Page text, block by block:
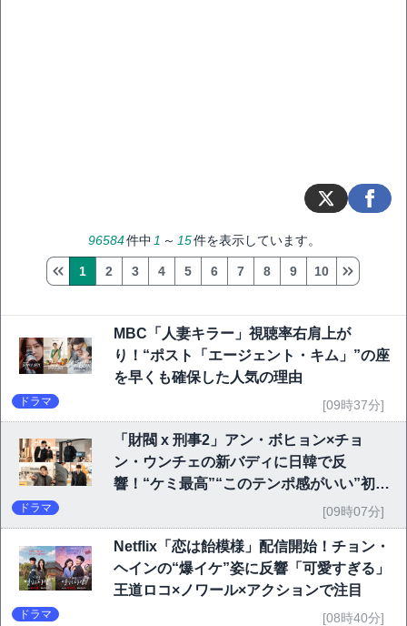
96584件中 1 ～ 15件を表示しています。
1 2 3 4 5 6 7 8 9 10
MBC「人妻キラー」視聴率右肩上が
り！“ポスト「エージェント・キム」”の座
を早くも確保した人気の理由
ドラマ [09時37分]
「財閥 x 刑事2」アン・ボヒョン×チョ
ン・ウンチェの新バディに日韓で反
響！“ケミ最高”“このテンポ感がいい”初回
ドラマ [09時07分]
Netflix「恋は飴模様」配信開始！チョン・
ヘインの“爆イケ”姿に反響「可愛すぎる」
王道ロコ×ノワール×アクションで注目
ドラマ [08時40分]